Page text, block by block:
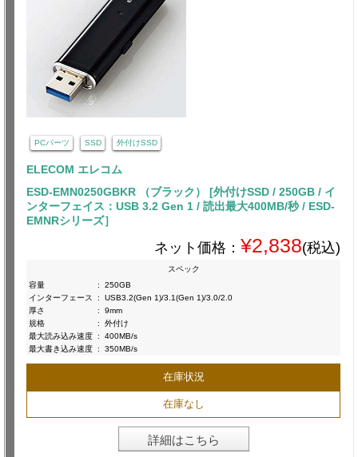
PCパーツ SSD 外付けSSD
ELECOM エレコム
ESD-EMN0250GBKR （ブラック） [外付けSSD / 250GB / イ
ンターフェイス：USB 3.2 Gen 1 / 読出最大400MB/秒 / ESD-
EMNRシリーズ］
ネット価格： ¥2,838(税込)
スペック
容量
:
250GB
インターフェース
:
USB3.2(Gen 1)/3.1(Gen 1)/3.0/2.0
厚さ
:
9mm
規格
:
外付け
最大読み込み速度 :
400MB/s
最大書き込み速度 : 350MB/s
在庫状況
在庫なし
詳細はこちら